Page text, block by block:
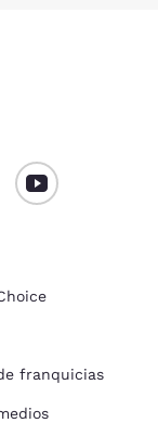
franquicias